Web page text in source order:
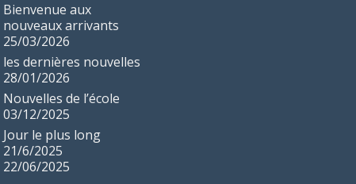
Bienvenue aux
nouveaux arrivants
25/03/2026
les dernières nouvelles
28/01/2026
Nouvelles de l’école
03/12/2025
Jour le plus long
21/6/2025
22/06/2025